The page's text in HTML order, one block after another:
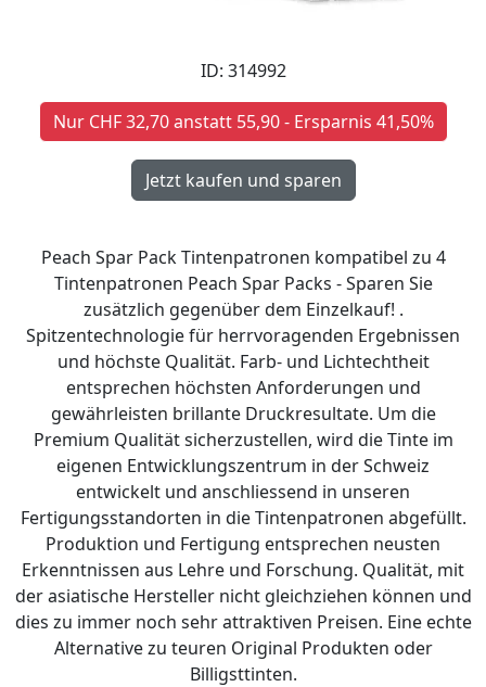
ID: 314992
Nur CHF 32,70 anstatt 55,90 - Ersparnis 41,50%
Peach Spar Pack Tintenpatronen kompatibel zu 4
Tintenpatronen Peach Spar Packs - Sparen Sie
zusätzlich gegenüber dem Einzelkauf! .
Spitzentechnologie für herrvoragenden Ergebnissen
und höchste Qualität. Farb- und Lichtechtheit
entsprechen höchsten Anforderungen und
gewährleisten brillante Druckresultate. Um die
Premium Qualität sicherzustellen, wird die Tinte im
eigenen Entwicklungszentrum in der Schweiz
entwickelt und anschliessend in unseren
Fertigungsstandorten in die Tintenpatronen abgefüllt.
Produktion und Fertigung entsprechen neusten
Erkenntnissen aus Lehre und Forschung. Qualität, mit
der asiatische Hersteller nicht gleichziehen können und
dies zu immer noch sehr attraktiven Preisen. Eine echte
Alternative zu teuren Original Produkten oder
Billigsttinten.